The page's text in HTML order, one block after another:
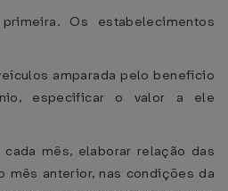
Os estabelecimentos
amparada pelo benefício
especificar o valor a ele
mês, elaborar relação das
mês anterior, nas condições da